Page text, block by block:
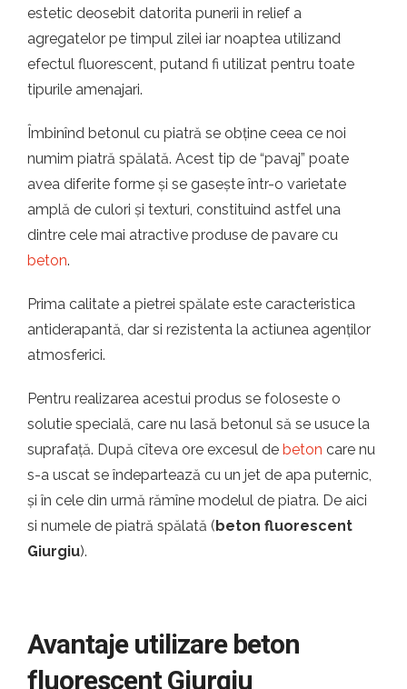
estetic deosebit datorita punerii in relief a
agregatelor pe timpul zilei iar noaptea utilizand
efectul fluorescent, putand fi utilizat pentru toate
tipurile amenajari.
Îmbinînd betonul cu piatră se obține ceea ce noi
numim piatră spălată. Acest tip de “pavaj” poate
avea diferite forme și se gasește într-o varietate
amplă de culori și texturi, constituind astfel una
dintre cele mai atractive produse de pavare cu
beton.
Prima calitate a pietrei spălate este caracteristica
antiderapantă, dar si rezistenta la actiunea agenților
atmosferici.
Pentru realizarea acestui produs se foloseste o
solutie specială, care nu lasă betonul să se usuce la
suprafață. După cîteva ore excesul de beton care nu
s-a uscat se îndepartează cu un jet de apa puternic,
și în cele din urmă rămîne modelul de piatra. De aici
si numele de piatră spălată (beton fluorescent
Giurgiu).
Avantaje utilizare beton
fluorescent Giurgiu